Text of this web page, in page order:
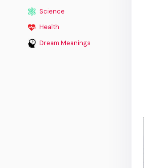
Science
Health
Dream Meanings